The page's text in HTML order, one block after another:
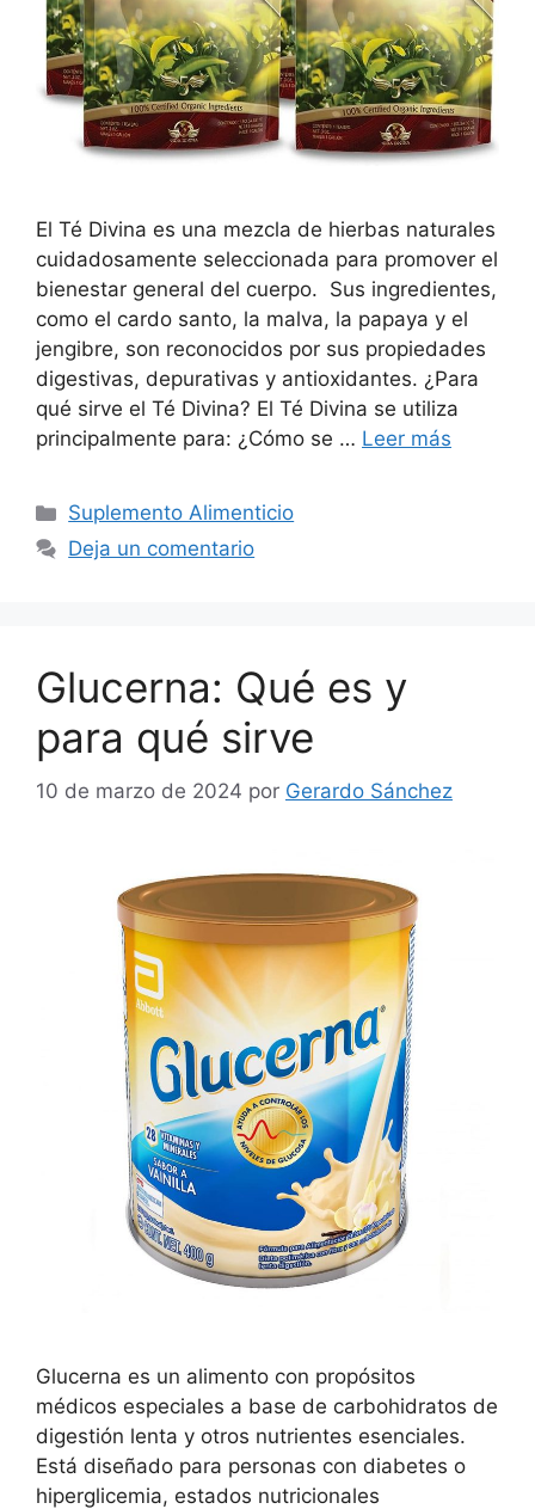
El Té Divina es una mezcla de hierbas naturales
cuidadosamente seleccionada para promover el
bienestar general del cuerpo. Sus ingredientes,
como el cardo santo, la malva, la papaya y el
jengibre, son reconocidos por sus propiedades
digestivas, depurativas y antioxidantes. ¿Para
qué sirve el Té Divina? El Té Divina se utiliza
principalmente para: ¿Cómo se … Leer más
Categorías
Suplemento Alimenticio
Deja un comentario
Glucerna: Qué es y
para qué sirve
10 de marzo de 2024 por Gerardo Sánchez
Glucerna es un alimento con propósitos
médicos especiales a base de carbohidratos de
digestión lenta y otros nutrientes esenciales.
Está diseñado para personas con diabetes o
hiperglicemia, estados nutricionales